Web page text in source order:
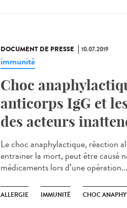
DOCUMENT DE PRESSE 10.07.2019
immunité
Choc
anticorps IgG et
des acteurs
Le choc anaphylactique, réaction
entrainer la mort, peut être causé
médicaments lors d’une opération...
ALLERGIE IMMUNITÉ CHOC